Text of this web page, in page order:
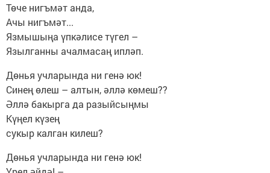
Төче нигъмәт анда,
Ачы нигъмәт...
Язмышыңа үпкәлисе түгел –
Язылганны ачалмасаң ипләп.
Дөнья учларында ни генә юк!
Синең өлеш – алтын, әллә көмеш??
Әллә бакырга да разыйсыңмы
Күңел күзең
сукыр калган килеш?
Дөнья учларында ни генә юк!